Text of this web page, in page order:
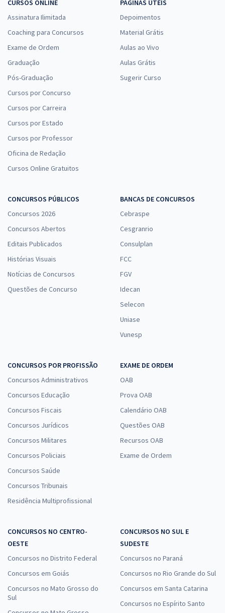
CURSOS ONLINE
Assinatura Ilimitada
Coaching para Concursos
Exame de Ordem
Graduação
Pós-Graduação
Cursos por Concurso
Cursos por Carreira
Cursos por Estado
Cursos por Professor
Oficina de Redação
Cursos Online Gratuitos
PÁGINAS ÚTEIS
Depoimentos
Material Grátis
Aulas ao Vivo
Aulas Grátis
Sugerir Curso
CONCURSOS PÚBLICOS
Concursos 2026
Concursos Abertos
Editais Publicados
Histórias Visuais
Notícias de Concursos
Questões de Concurso
BANCAS DE CONCURSOS
Cebraspe
Cesgranrio
Consulplan
FCC
FGV
Idecan
Selecon
Uniase
Vunesp
CONCURSOS POR PROFISSÃO
Concursos Administrativos
Concursos Educação
Concursos Fiscais
Concursos Jurídicos
Concursos Militares
Concursos Policiais
Concursos Saúde
Concursos Tribunais
Residência Multiprofissional
EXAME DE ORDEM
OAB
Prova OAB
Calendário OAB
Questões OAB
Recursos OAB
Exame de Ordem
CONCURSOS NO CENTRO-
OESTE
Concursos no Distrito Federal
Concursos em Goiás
Concursos no Mato Grosso do
Sul
CONCURSOS NO SUL E
SUDESTE
Concursos no Paraná
Concursos no Rio Grande do Sul
Concursos em Santa Catarina
Concursos no Espírito Santo